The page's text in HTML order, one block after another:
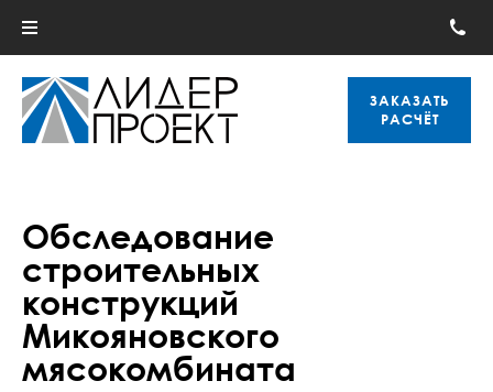
ЗАКАЗАТЬ
РАСЧЁТ
Обследование
строительных
конструкций
Микояновского
мясокомбината